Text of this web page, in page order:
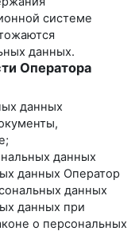
системе
данных.
Оператора
данных
данных
данных Оператор
данных
данных при
о персональных